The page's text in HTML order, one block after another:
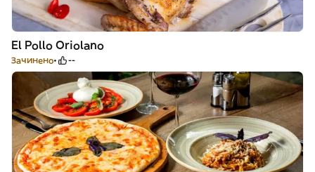
El Pollo Oriolano
Зачинено --